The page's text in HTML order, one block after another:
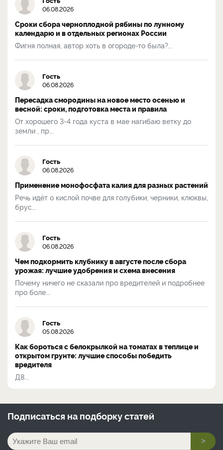
06.08.2026
Сроки сбора черноплодной рябины по лунному
календарю и в отдельных регионах России
Фигня полная, автор хоть в огороде-то была?...
Гость
06.08.2026
Пересадка смородины на новое место осенью и
весной: сроки, подготовка места и правила
От хорошего 3-4 года куста в мае нагибаю ветку до
земли , пр...
Гость
06.08.2026
Применение монофосфата калия для разных растений
Речь идёт о кислой почве для голубики, черники, клюквы,
брус...
Гость
06.08.2026
Чем подкормить клубнику в августе после сбора
урожая: лучшие удобрения и схема внесения
Почему ничего не сказали про вредителей и подробнее
про боле...
Гость
05.08.2026
Как бороться с белокрылкой на томатах в теплице и
открытом грунте: лучшие способы победить
вредителя
Д8...
Подписаться на подборку статей
>